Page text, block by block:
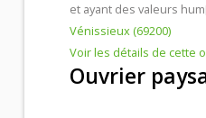
et ayant des valeurs
Vénissieux (69200)
Voir les détails de cette
Ouvrier